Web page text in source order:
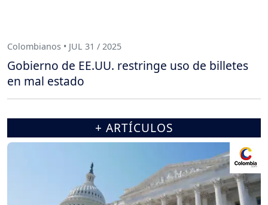
Colombianos • JUL 31 / 2025
Gobierno de EE.UU. restringe uso de billetes
en mal estado
+ ARTÍCULOS